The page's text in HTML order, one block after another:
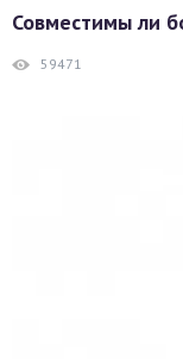
Совместимы ли
59471